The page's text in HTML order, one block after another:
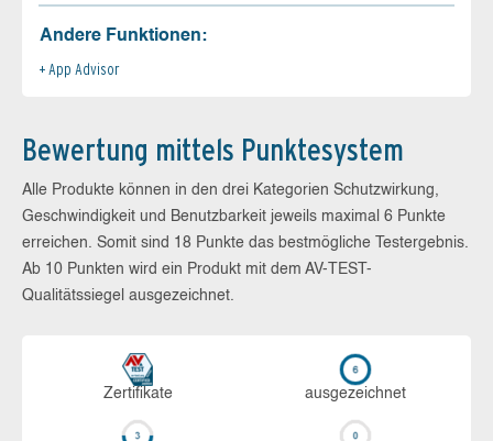
Andere Funktionen:
App Advisor
Bewertung mittels Punktesystem
Alle Produkte können in den drei Kategorien Schutzwirkung,
Geschwindigkeit und Benutzbarkeit jeweils maximal 6 Punkte
erreichen. Somit sind 18 Punkte das bestmögliche Testergebnis.
Ab 10 Punkten wird ein Produkt mit dem AV-TEST-
Qualitätssiegel ausgezeichnet.
Zerti­fikate aus­ge­zeich­net